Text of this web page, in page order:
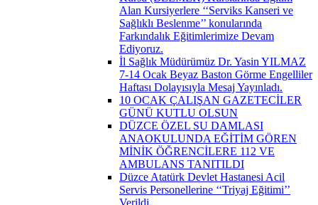
Alan Kursiyerlere ‘‘Serviks Kanseri ve
Sağlıklı Beslenme’’ konularında
Farkındalık Eğitimlerimize Devam
Ediyoruz.
İl Sağlık Müdürümüz Dr. Yasin YILMAZ
7-14 Ocak Beyaz Baston Görme Engelliler
Haftası Dolayısıyla Mesaj Yayınladı.
10 OCAK ÇALIŞAN GAZETECİLER
GÜNÜ KUTLU OLSUN
DÜZCE ÖZEL SU DAMLASI
ANAOKULUNDA EĞİTİM GÖREN
MİNİK ÖĞRENCİLERE 112 VE
AMBULANS TANITILDI
Düzce Atatürk Devlet Hastanesi Acil
Servis Personellerine ‘‘Triyaj Eğitimi’’
Verildi.